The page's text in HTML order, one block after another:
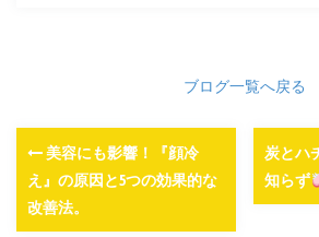
ブログ一覧へ戻る
美容にも影響！『顔冷
え』の原因と5つの効果的な
改善法。
炭とハ
知らず